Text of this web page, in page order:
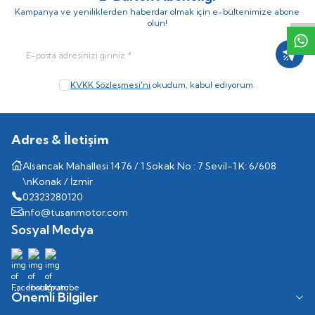
Kampanya ve yeniliklerden haberdar olmak için e-bültenimize abone
olun!
KVKK Sözleşmesi'ni okudum, kabul ediyorum.
Adres & İletişim
Alsancak Mahallesi 1476 / 1 Sokak No : 7 Sevil-1 K: 6/608
\nKonak / İzmir
02323280120
info@tusanmotor.com
Sosyal Medya
Önemli Bilgiler